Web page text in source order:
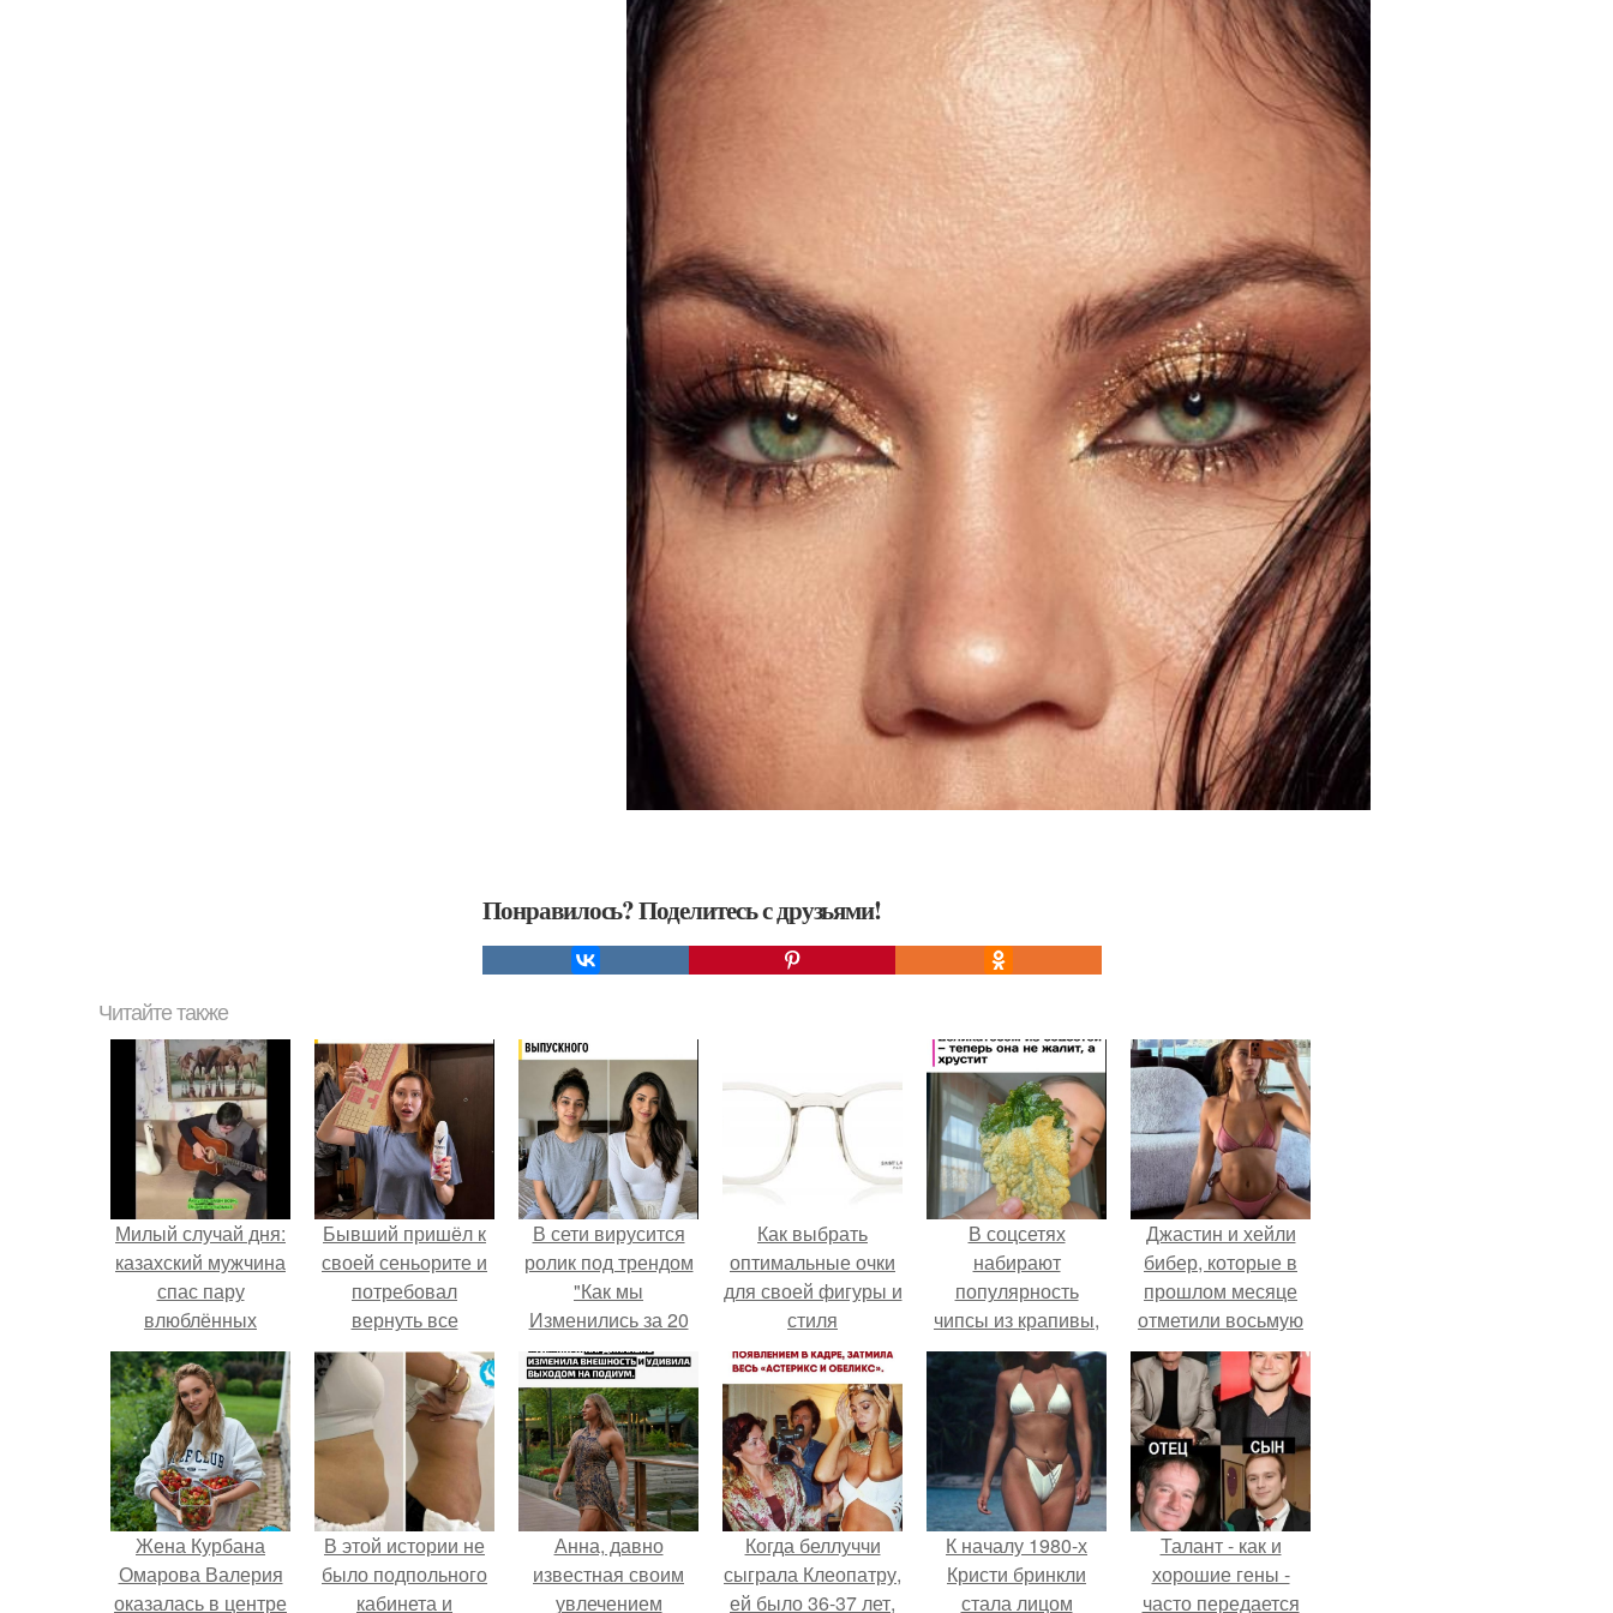
Понравилось? Поделитесь с друзьями!
Читайте также
Милый случай дня:
казахский мужчина
спас пару
влюблённых
лебедей,
оказавшихся в
опасности на
замёрзшем озере.
Бывший пришёл к
своей сеньорите и
потребовал
вернуть все
подарки.
В сети вирусится
ролик под трендом
"Как мы
Изменились за 20
лет".
Как выбрать
оптимальные очки
для своей фигуры и
стиля
В соцсетях
набирают
популярность
чипсы из крапивы,
которые
пользователи в
комментариях
называют
неожиданно
вкусными.
Джастин и хейли
бибер, которые в
прошлом месяце
отметили восьмую
годовщину
помолвки, показали
новые фото с
совместного
отдыха.
Жена Курбана
Омарова Валерия
оказалась в центре
В этой истории не
было подпольного
кабинета и
Анна, давно
известная своим
увлечением
Когда беллуччи
сыграла Клеопатру,
ей было 36-37 лет,
К началу 1980-х
Кристи бринкли
стала лицом
Талант - как и
хорошие гены -
часто передается